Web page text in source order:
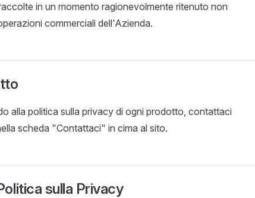
in un momento ragionevolmente ritenuto non
commerciali dell'Azienda.
alla politica sulla privacy di ogni prodotto, contattaci
scheda "Contattaci" in cima al sito.
sulla Privacy